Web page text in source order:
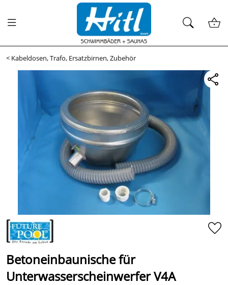
< Kabeldosen, Trafo, Ersatzbirnen, Zubehör
Betoneinbaunische für
Unterwasserscheinwerfer V4A